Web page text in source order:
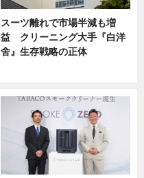
スーツ離れで市場半減も増
益 クリーニング大手『白洋
舍』生存戦略の正体